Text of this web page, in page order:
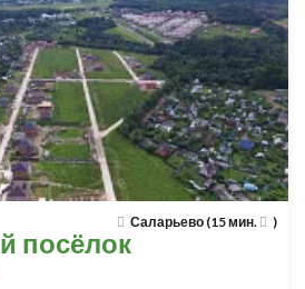
Саларьево (15 мин. )
посёлок